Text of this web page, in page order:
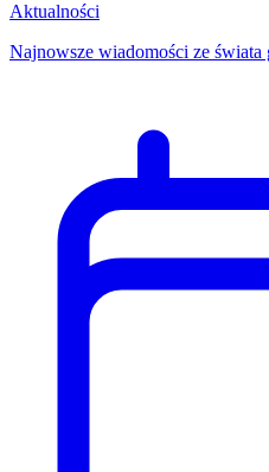
Aktualności
Najnowsze wiadomości ze świata